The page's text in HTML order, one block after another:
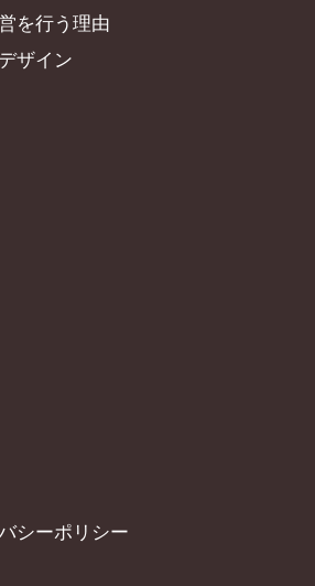
を行う理由
ザイン
シーポリシー